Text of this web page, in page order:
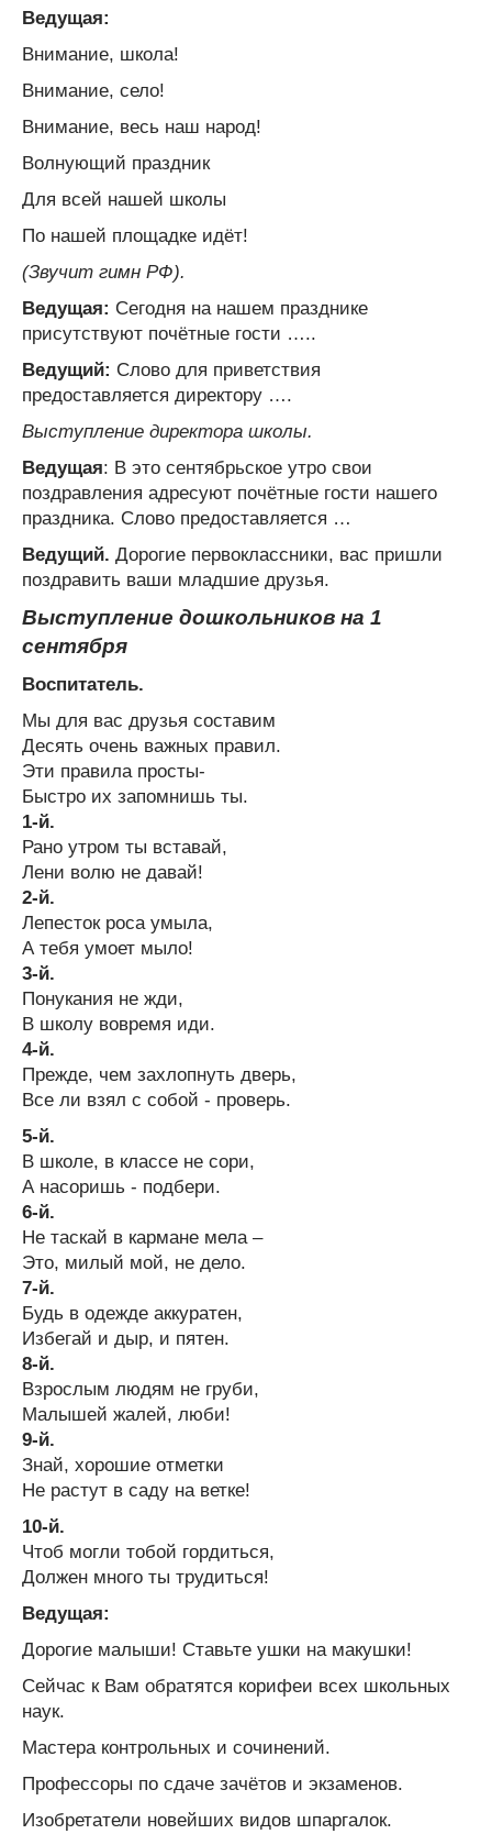
Ведущая:
Внимание, школа!
Внимание, село!
Внимание, весь наш народ!
Волнующий праздник
Для всей нашей школы
По нашей площадке идёт!
(Звучит гимн РФ).
Ведущая: Сегодня на нашем празднике
присутствуют почётные гости …..
Ведущий: Слово для приветствия
предоставляется директору ….
Выступление директора школы.
Ведущая: В это сентябрьское утро свои
поздравления адресуют почётные гости нашего
праздника. Слово предоставляется …
Ведущий. Дорогие первоклассники, вас пришли
поздравить ваши младшие друзья.
Выступление дошкольников на 1
сентября
Воспитатель.
Мы для вас друзья составим
Десять очень важных правил.
Эти правила просты-
Быстро их запомнишь ты.
1-й.
Рано утром ты вставай,
Лени волю не давай!
2-й.
Лепесток роса умыла,
А тебя умоет мыло!
3-й.
Понукания не жди,
В школу вовремя иди.
4-й.
Прежде, чем захлопнуть дверь,
Все ли взял с собой - проверь.
5-й.
В школе, в классе не сори,
А насоришь - подбери.
6-й.
Не таскай в кармане мела –
Это, милый мой, не дело.
7-й.
Будь в одежде аккуратен,
Избегай и дыр, и пятен.
8-й.
Взрослым людям не груби,
Малышей жалей, люби!
9-й.
Знай, хорошие отметки
Не растут в саду на ветке!
10-й.
Чтоб могли тобой гордиться,
Должен много ты трудиться!
Ведущая:
Дорогие малыши! Ставьте ушки на макушки!
Сейчас к Вам обратятся корифеи всех школьных
наук.
Мастера контрольных и сочинений.
Профессоры по сдаче зачётов и экзаменов.
Изобретатели новейших видов шпаргалок.